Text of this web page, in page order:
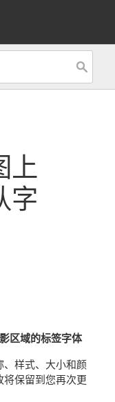
上
字
区域的标签字体
、样式、大小和颜
保留到您再次更